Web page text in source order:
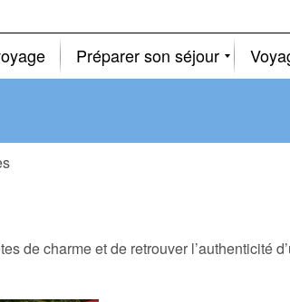
Préparer son séjour
de charme et de retrouver l’authenticité